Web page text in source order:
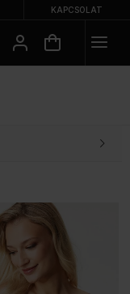
KAPCSOLAT